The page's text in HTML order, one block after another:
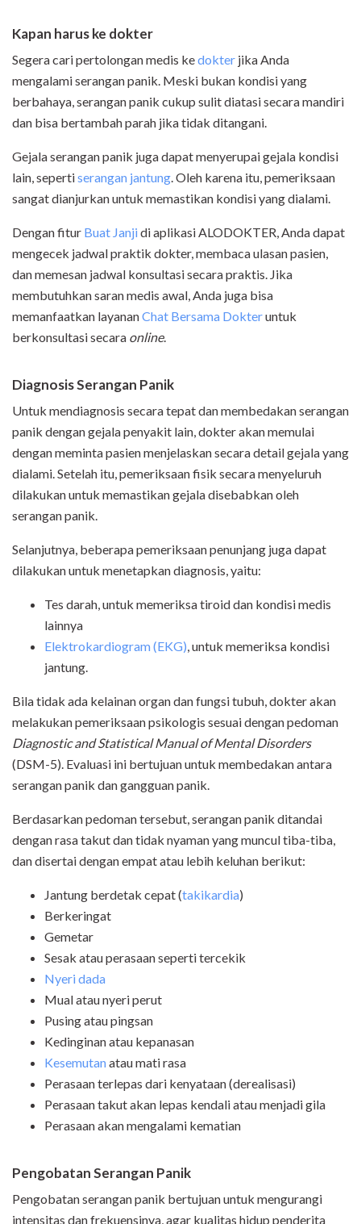
Kapan harus ke dokter
Segera cari pertolongan medis kedokter jika Anda
mengalami serangan panik. Meski bukan kondisi yang
berbahaya, serangan panik cukup sulit diatasi secara mandiri
dan bisa bertambah parah jika tidak ditangani.
Gejala serangan panik juga dapat menyerupai gejala kondisi
lain, sepertiserangan jantung. Oleh karena itu, pemeriksaan
sangat dianjurkan untuk memastikan kondisi yang dialami.
Dengan fitur Buat Janjidi aplikasi ALODOKTER, Anda dapat
mengecek jadwal praktik dokter, membaca ulasan pasien,
dan memesan jadwal konsultasi secara praktis. Jika
membutuhkan saran medis awal, Anda juga bisa
memanfaatkan layananChat Bersama Dokteruntuk
berkonsultasi secara online.
Diagnosis Serangan Panik
Untuk mendiagnosis secara tepat dan membedakan serangan
panik dengan gejala penyakit lain, dokter akan memulai
dengan meminta pasien menjelaskan secara detail gejala yang
dialami. Setelah itu, pemeriksaan fisik secara menyeluruh
dilakukan untuk memastikan gejala disebabkan oleh
serangan panik.
Selanjutnya, beberapa pemeriksaan penunjang juga dapat
dilakukan untuk menetapkan diagnosis, yaitu:
Tes darah, untuk memeriksa tiroid dan kondisi medis
lainnya
Elektrokardiogram (EKG), untuk memeriksa kondisi
jantung.
Bila tidak ada kelainan organ dan fungsi tubuh, dokter akan
melakukan pemeriksaan psikologis sesuai dengan pedoman
Diagnostic and Statistical Manual of Mental Disorders
(DSM-5). Evaluasi ini bertujuan untuk membedakan antara
serangan panik dan gangguan panik.
Berdasarkan pedoman tersebut, serangan panik ditandai
dengan rasa takut dan tidak nyaman yang muncul tiba-tiba,
dan disertai dengan empat atau lebih keluhan berikut:
Jantung berdetak cepat (takikardia)
Berkeringat
Gemetar
Sesak atau perasaan seperti tercekik
Nyeri dada
Mual atau nyeri perut
Pusing atau pingsan
Kedinginan atau kepanasan
Kesemutanatau mati rasa
Perasaan terlepas dari kenyataan (derealisasi)
Perasaan takut akan lepas kendali atau menjadi gila
Perasaan akan mengalami kematian
Pengobatan Serangan Panik
Pengobatan serangan panik bertujuan untuk mengurangi
intensitas dan frekuensinya, agar kualitas hidup penderita